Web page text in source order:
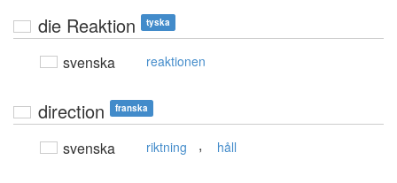
die Reaktion tyska
svenska reaktionen
direction franska
svenska riktning , håll